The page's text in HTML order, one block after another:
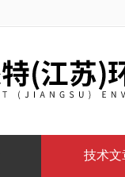
技术文